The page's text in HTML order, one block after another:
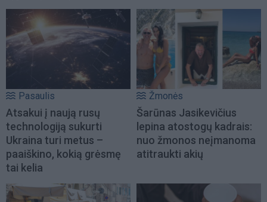
Pasaulis
Atsakui į naują rusų
technologiją sukurti
Ukraina turi metus –
paaiškino, kokią grėsmę
tai kelia
Žmonės
Šarūnas Jasikevičius
lepina atostogų kadrais:
nuo žmonos neįmanoma
atitraukti akių